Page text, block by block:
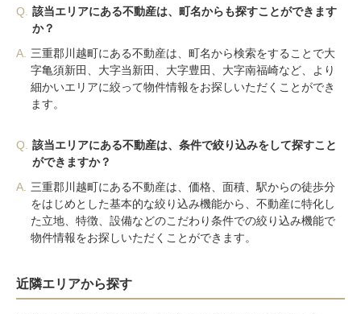
Q.
該当エリアにある不動産は、町名からも探すことができます
か？
A.
三重郡川越町にある不動産は、町名から検索をすることで大
字亀須新田、大字当新田、大字豊田、大字南福崎など、より
細かいエリアに絞って物件情報をお探しいただくことができ
ます。
Q.
該当エリアにある不動産は、条件で絞り込みをして探すこと
ができますか？
A.
三重郡川越町にある不動産は、価格、面積、駅からの徒歩分
をはじめとした基本的な絞り込み機能から、不動産に特化し
た立地、特徴、設備などのこだわり条件での絞り込み機能で
物件情報をお探しいただくことができます。
近隣エリアから探す